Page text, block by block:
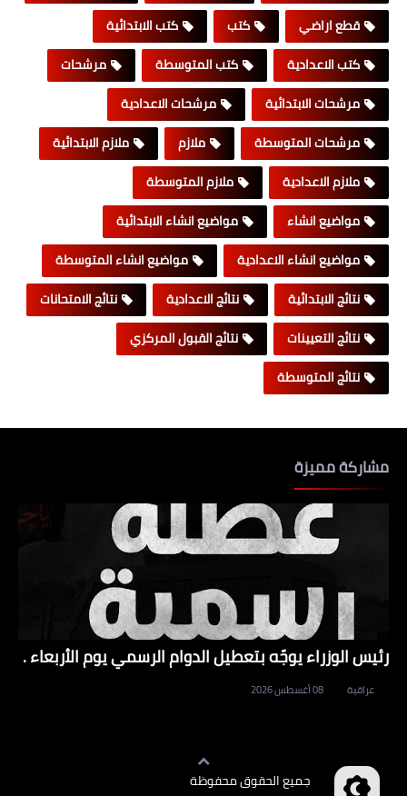
قطع اراضي
كتب
كتب الابتدائية
كتب الاعدادية
كتب المتوسطة
مرشحات
مرشحات الابتدائية
مرشحات الاعدادية
مرشحات المتوسطة
ملازم
ملازم الابتدائية
ملازم الاعدادية
ملازم المتوسطة
مواضيع انشاء
مواضيع انشاء الابتدائية
مواضيع انشاء الاعدادية
مواضيع انشاء المتوسطة
نتائج الابتدائية
نتائج الاعدادية
نتائج الامتحانات
نتائج التعيينات
نتائج القبول المركزي
نتائج المتوسطة
مشاركة مميزة
رئيس الوزراء يوجّه بتعطيل الدوام الرسمي يوم الأربعاء .
عراقية 08 أغسطس 2026
جميع الحقوق محفوظة